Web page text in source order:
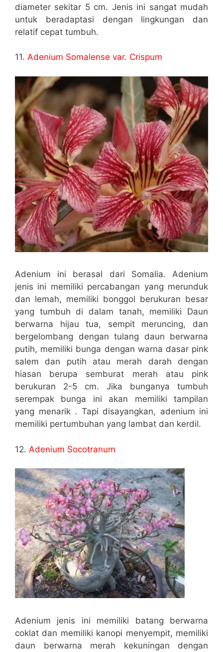
diameter sekitar 5 cm. Jenis ini sangat mudah
untuk beradaptasi dengan lingkungan dan
relatif cepat tumbuh.
11. Adenium Somalense var. Crispum
Adenium ini berasal dari Somalia. Adenium
jenis ini memiliki percabangan yang merunduk
dan lemah, memiliki bonggol berukuran besar
yang tumbuh di dalam tanah, memiliki Daun
berwarna hijau tua, sempit meruncing, dan
bergelombang dengan tulang daun berwarna
putih, memiliki bunga dengan warna dasar pink
salem dan putih atau merah darah dengan
hiasan berupa semburat merah atau pink
berukuran 2-5 cm. Jika bunganya tumbuh
serempak bunga ini akan memiliki tampilan
yang menarik . Tapi disayangkan, adenium ini
memiliki pertumbuhan yang lambat dan kerdil.
12. Adenium Socotranum
Adenium jenis ini memiliki batang berwarna
coklat dan memiliki kanopi menyempit, memiliki
daun berwarna merah kekuningan dengan